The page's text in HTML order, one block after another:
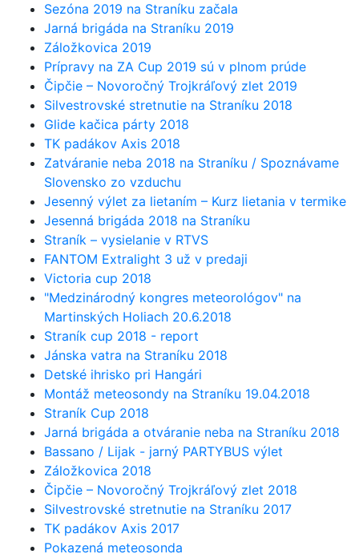
Sezóna 2019 na Straníku začala
Jarná brigáda na Straníku 2019
Záložkovica 2019
Prípravy na ZA Cup 2019 sú v plnom prúde
Čipčie – Novoročný Trojkráľový zlet 2019
Silvestrovské stretnutie na Straníku 2018
Glide kačica párty 2018
TK padákov Axis 2018
Zatváranie neba 2018 na Straníku / Spoznávame
Slovensko zo vzduchu
Jesenný výlet za lietaním – Kurz lietania v termike
Jesenná brigáda 2018 na Straníku
Straník – vysielanie v RTVS
FANTOM Extralight 3 už v predaji
Victoria cup 2018
"Medzinárodný kongres meteorológov" na
Martinských Holiach 20.6.2018
Straník cup 2018 - report
Jánska vatra na Straníku 2018
Detské ihrisko pri Hangári
Montáž meteosondy na Straníku 19.04.2018
Straník Cup 2018
Jarná brigáda a otváranie neba na Straníku 2018
Bassano / Lijak - jarný PARTYBUS výlet
Záložkovica 2018
Čipčie – Novoročný Trojkráľový zlet 2018
Silvestrovské stretnutie na Straníku 2017
TK padákov Axis 2017
Pokazená meteosonda